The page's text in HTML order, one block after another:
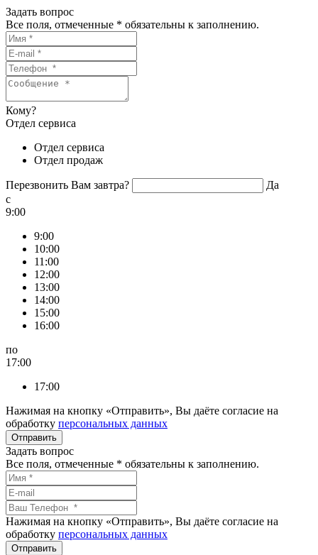
Задать вопрос
Все поля, отмеченные * обязательны к заполнению.
Кому?
Отдел сервиса
Отдел сервиса
Отдел продаж
Перезвонить Вам завтра?
Да
c
9:00
9:00
10:00
11:00
12:00
13:00
14:00
15:00
16:00
по
17:00
17:00
Нажимая на кнопку «Отправить», Вы даёте согласие на
обработку персональных данных
Задать вопрос
Все поля, отмеченные * обязательны к заполнению.
Нажимая на кнопку «Отправить», Вы даёте согласие на
обработку персональных данных